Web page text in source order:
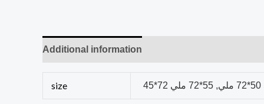
Additional information
size